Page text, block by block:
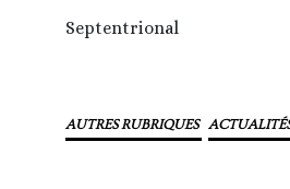
Septentrional
AUTRES RUBRIQUES